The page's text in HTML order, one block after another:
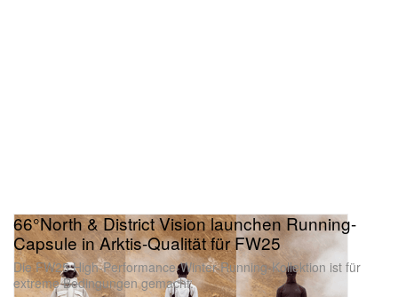
66°North & District Vision launchen Running-
Capsule in Arktis-Qualität für FW25
Die FW25 High-Performance-Winter-Running-Kollektion ist für
extreme Bedingungen gemacht.